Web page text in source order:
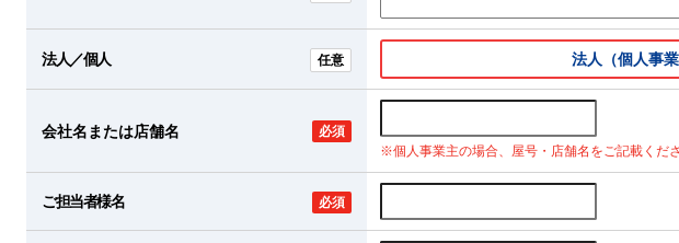
法人／個人 任意 法人（個人事業
会社名または店舗名
必須
※個人事業主の場合、屋号・店舗名をご記載くださ
ご担当者様名 必須